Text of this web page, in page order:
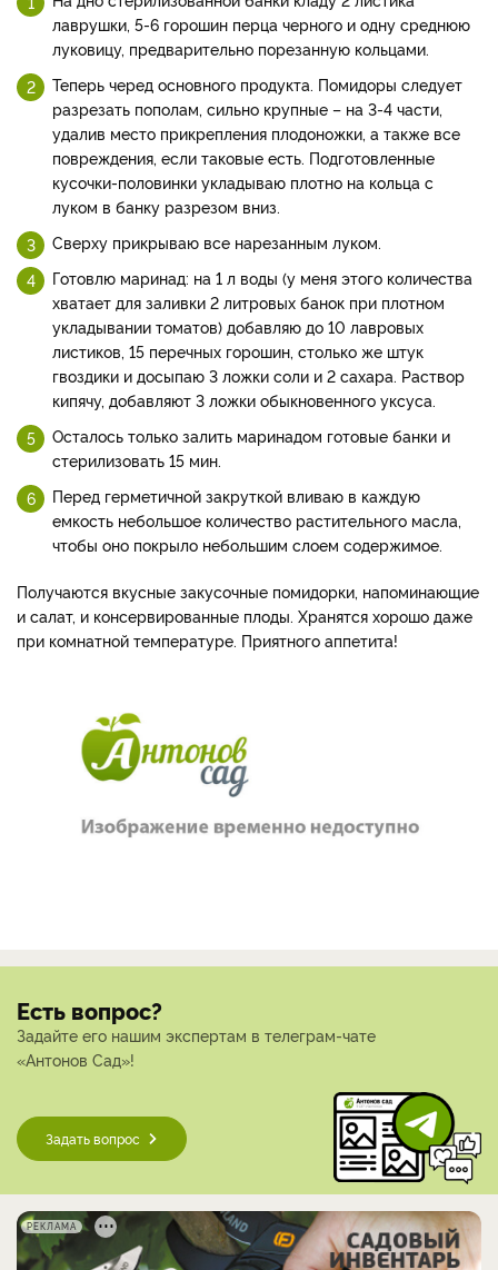
лаврушки, 5-6 горошин перца черного и одну среднюю
луковицу, предварительно порезанную кольцами.
Теперь черед основного продукта. Помидоры следует
разрезать пополам, сильно крупные – на 3-4 части,
удалив место прикрепления плодоножки, а также все
повреждения, если таковые есть. Подготовленные
кусочки-половинки укладываю плотно на кольца с
луком в банку разрезом вниз.
Сверху прикрываю все нарезанным луком.
Готовлю маринад: на 1 л воды (у меня этого количества
хватает для заливки 2 литровых банок при плотном
укладывании томатов) добавляю до 10 лавровых
листиков, 15 перечных горошин, столько же штук
гвоздики и досыпаю 3 ложки соли и 2 сахара. Раствор
кипячу, добавляют 3 ложки обыкновенного уксуса.
Осталось только залить маринадом готовые банки и
стерилизовать 15 мин.
Перед герметичной закруткой вливаю в каждую
емкость небольшое количество растительного масла,
чтобы оно покрыло небольшим слоем содержимое.
Получаются вкусные закусочные помидорки, напоминающие
и салат, и консервированные плоды. Хранятся хорошо даже
при комнатной температуре. Приятного аппетита!
Есть вопрос?
Задайте его нашим экспертам в телеграм-чате
«Антонов Сад»!
Задать вопрос
РЕКЛАМА